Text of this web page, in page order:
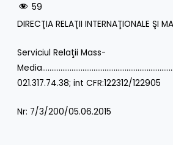
59
DIRECŢIA RELAŢII INTERNAŢIONALE ŞI
Serviciul Relaţii Mass-
021.317.74.38; int CFR:122312/122905
Nr: 7/3/200/05.06.2015